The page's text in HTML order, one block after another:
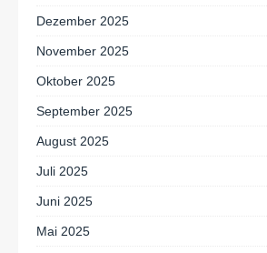
Dezember 2025
November 2025
Oktober 2025
September 2025
August 2025
Juli 2025
Juni 2025
Mai 2025